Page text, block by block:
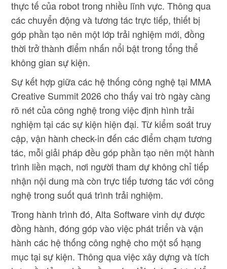
thực tế của robot trong nhiều lĩnh vực. Thông qua
các chuyển động và tương tác trực tiếp, thiết bị
góp phần tạo nên một lớp trải nghiệm mới, đồng
thời trở thành điểm nhấn nổi bật trong tổng thể
không gian sự kiện.
Sự kết hợp giữa các hệ thống công nghệ tại MMA
Creative Summit 2026 cho thấy vai trò ngày càng
rõ nét của công nghệ trong việc định hình trải
nghiệm tại các sự kiện hiện đại. Từ kiểm soát truy
cập, vận hành check-in đến các điểm chạm tương
tác, mỗi giải pháp đều góp phần tạo nên một hành
trình liền mạch, nơi người tham dự không chỉ tiếp
nhận nội dung mà còn trực tiếp tương tác với công
nghệ trong suốt quá trình trải nghiệm.
Trong hành trình đó, Alta Software vinh dự được
đồng hành, đóng góp vào việc phát triển và vận
hành các hệ thống công nghệ cho một số hạng
mục tại sự kiện. Thông qua việc xây dựng và tích